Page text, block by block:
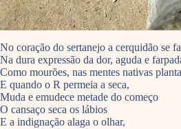
No coração do sertanejo a cerquidão se
Na dura expressão da dor, aguda e
Como mourões, nas mentes nativas
E quando o R permeia a seca,
Muda e emudece metade do começo
O cansaço seca os lábios
E a indignação alaga o olhar,